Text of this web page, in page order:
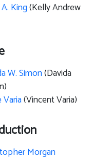
King(Kelly Andrew
W. Simon(Davida
Varia(Vincent Varia)
Morgan